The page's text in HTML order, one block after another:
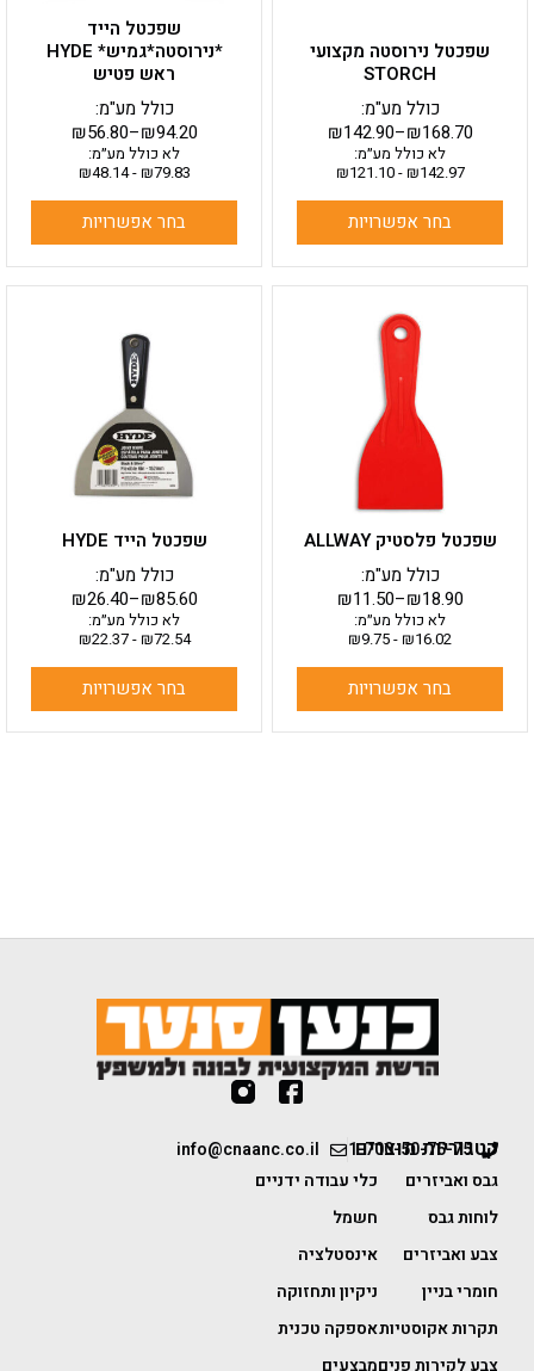
שפכטל נירוסטה מקצועי
STORCH
₪142.90–₪168.70
כולל מע"מ:
לא כולל מע״מ:
₪142.97
-
₪121.10
בחר אפשרויות
שפכטל הייד
*נירוסטה*גמיש* HYDE
ראש פטיש
₪56.80–₪94.20
כולל מע"מ:
לא כולל מע״מ:
₪79.83
-
₪48.14
בחר אפשרויות
המוצר
שפכטל פלסטיק ALLWAY
₪11.50–₪18.90
כולל מע"מ:
לא כולל מע״מ:
₪16.02
-
₪9.75
בחר אפשרויות
זה
יש
מספר
סוגים.
ניתן
לבחור
האפשרויות
המוצר
שפכטל הייד HYDE
₪26.40–₪85.60
כולל מע"מ:
לא כולל מע״מ:
₪72.54
-
₪22.37
בחר אפשרויות
יש
מספר
סוגים.
ניתן
לבחור
את
האפשרויות
המוצר
1-700-50-75-75
info@cnaanc.co.il קטגוריות מוצרים
גבס ואביזרים
לוחות גבס
צבע ואביזרים
חומרי בניין
תקרות אקוסטיות
צבע לקירות פנים
כלי עבודה ידניים
חשמל
אינסטלציה
ניקיון ותחזוקה
אספקה טכנית
מבצעים